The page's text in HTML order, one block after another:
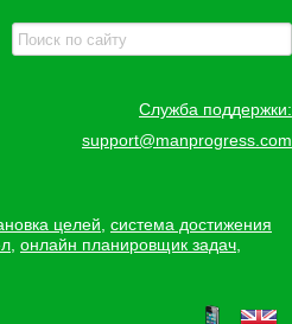
Служба поддержки:
support@manprogress.com
целей система достижения
онлайн планировщик задач